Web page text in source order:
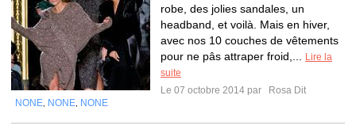
robe, des jolies sandales, un
headband, et voilà. Mais en hiver,
avec nos 10 couches de vêtements
pour ne pâs attraper froid,...
Lire la
suite
Le 07 octobre 2014 par
Rosa Dit
NONE NONE NONE